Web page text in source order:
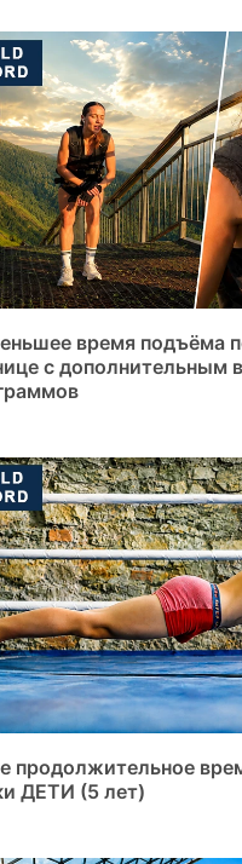
время подъёма
с дополнительным
продолжительное
ДЕТИ (5 лет)